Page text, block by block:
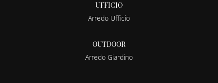
UFFICIO
Arredo Ufficio
OUTDOOR
Arredo Giardino